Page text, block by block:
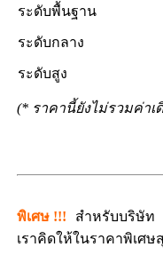
ระดับพื้นฐาน
ระดับกลาง
ระดับสูง
(* ราคานี้ยังไม่รวมค่าเ
พิเศษ !!!
สำหรับบริษัท
เราคิดให้ในราคาพิเศ